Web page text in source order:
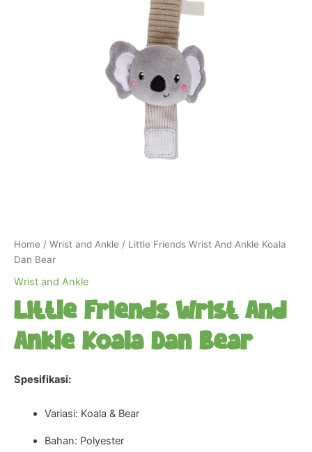
Home / Wrist and Ankle / Little Friends Wrist And Ankle Koala
Dan Bear
Wrist and Ankle
Little Friends Wrist And
Ankle Koala Dan Bear
Spesifikasi:
Variasi: Koala & Bear
Bahan: Polyester